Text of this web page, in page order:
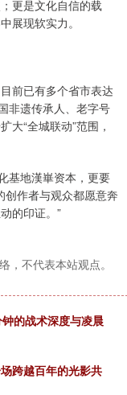
更是文化自信的载
展现软实力。
前已有多个省市表达
非遗传承人、老字号
大“全城联动”范围，
基地漢崋资本，更要
作者与观众都愿意奔
的印证。”
，不代表本站观点。
的战术深度与凌晨
跨越百年的光影共